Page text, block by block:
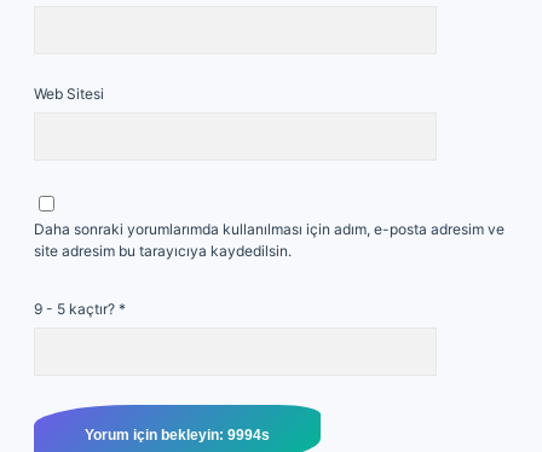
Web Sitesi
Daha sonraki yorumlarımda kullanılması için adım, e-posta adresim ve
site adresim bu tarayıcıya kaydedilsin.
9 - 5 kaçtır? *